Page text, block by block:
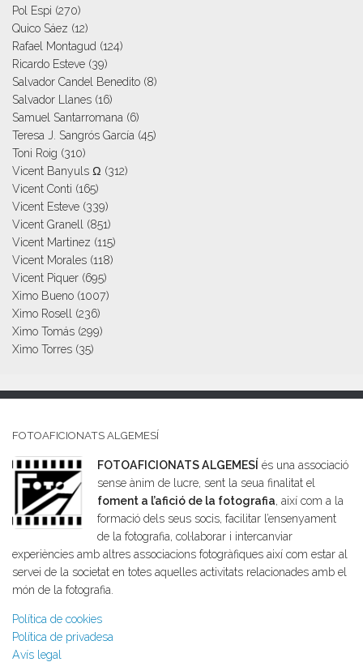
Pol Espi (270)
Quico Sáez (12)
Rafael Montagud (124)
Ricardo Esteve (39)
Salvador Candel Benedito (8)
Salvador Llanes (16)
Samuel Santarromana (6)
Teresa J. Sangrós García (45)
Toni Roig (310)
Vicent Banyuls Ω (312)
Vicent Conti (165)
Vicent Esteve (339)
Vicent Granell (851)
Vicent Martinez (115)
Vicent Morales (118)
Vicent Piquer (695)
Ximo Bueno (1007)
Ximo Rosell (236)
Ximo Tomás (299)
Ximo Torres (35)
FOTOAFICIONATS ALGEMESÍ
FOTOAFICIONATS ALGEMESÍ és una associació
sense ànim de lucre, sent la seua finalitat el
foment a l’afició de la fotografia, així com a la
formació dels seus socis, facilitar l’ensenyament
de la fotografia, col·laborar i intercanviar
experiències amb altres associacions fotogràfiques així com estar al
servei de la societat en totes aquelles activitats relacionades amb el
món de la fotografia.
Política de cookies
Política de privadesa
Avís legal